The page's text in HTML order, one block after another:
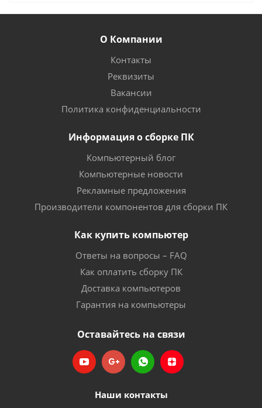
О Компании
Контакты
Реквизиты
Вакансии
Политика конфиденциальности
Информация о сборке ПК
Компьютерный блог
Компьютерные новости
Рекламные предложения
Производители компонентов для сборки ПК
Как купить компьютер
Ответы на вопросы – FAQ
Как оплатить сборку ПК
Доставка компьютеров
Гарантия на компьютеры
Оставайтесь на связи
Наши контакты